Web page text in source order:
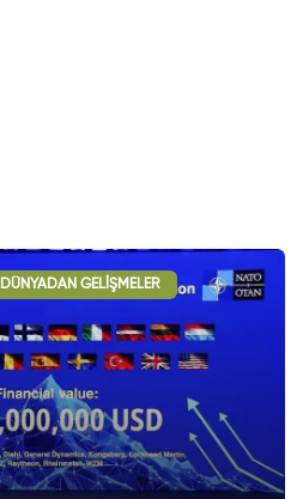
DÜNYADAN GELIŞMELER